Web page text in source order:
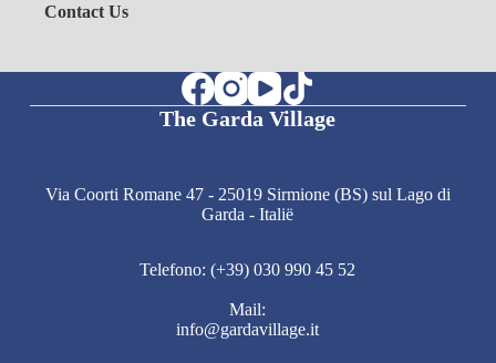
Contact Us
The Garda Village
Via Coorti Romane 47 - 25019 Sirmione (BS) sul Lago di
Garda - Italië
Telefono: (+39) 030 990 45 52
Mail:
info@gardavillage.it